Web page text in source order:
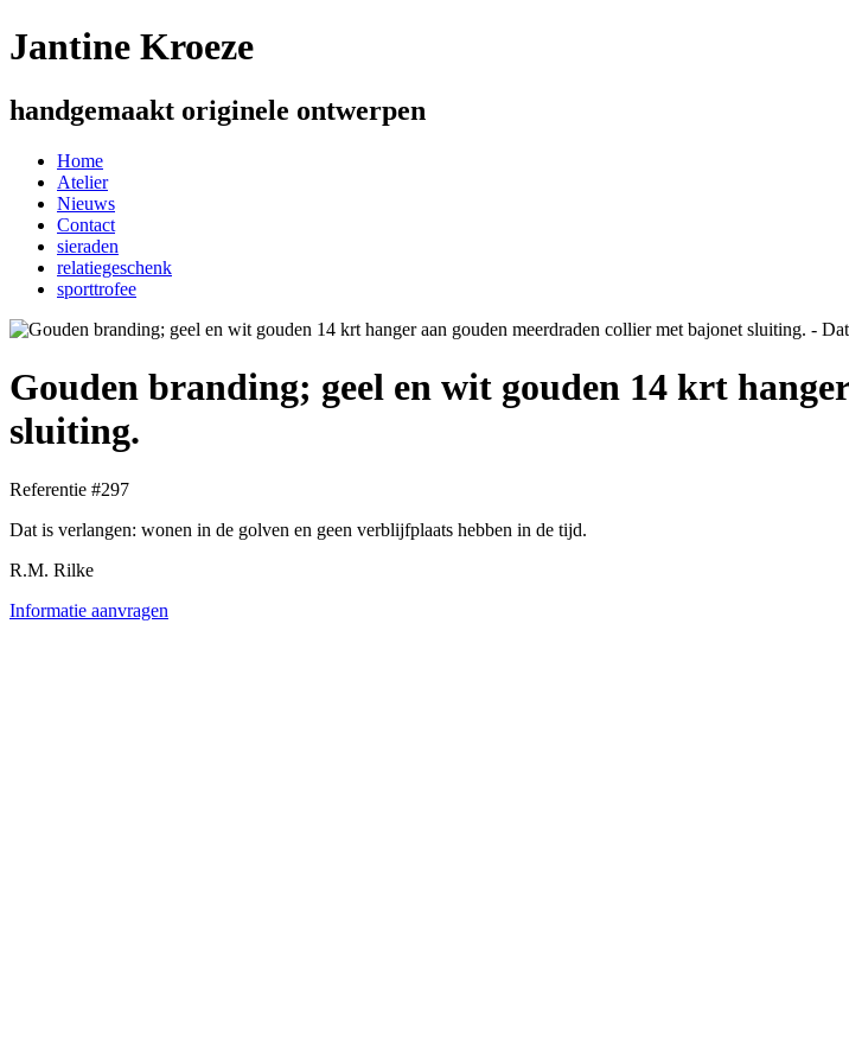
Jantine Kroeze
handgemaakt originele ontwerpen
Home
Atelier
Nieuws
Contact
sieraden
relatiegeschenk
sporttrofee
Gouden branding; geel en wit gouden 14 krt
sluiting.
Referentie #297
Dat is verlangen: wonen in de golven en geen verblijfplaats hebben in de tijd.
R.M. Rilke
Informatie aanvragen